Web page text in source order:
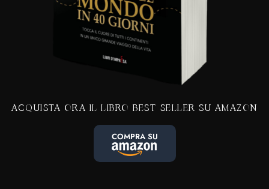
ACQUISTA ORA IL LIBRO BEST-SELLER SU AMAZON
COMPRA SU